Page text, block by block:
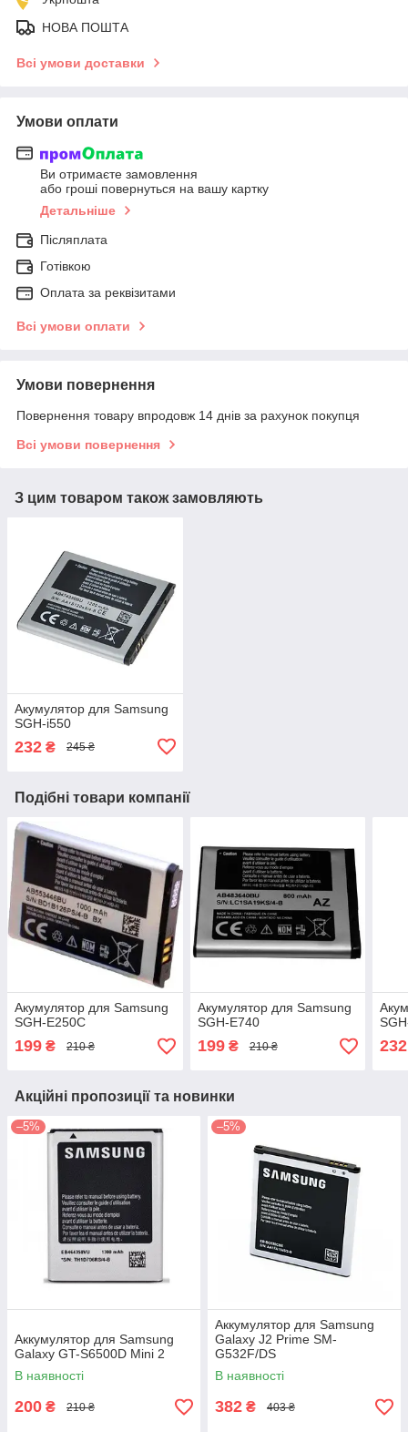
НОВА ПОШТА
Всі умови доставки
Умови оплати
Ви отримаєте замовлення
або гроші повернуться на вашу картку
Детальніше
Післяплата
Готівкою
Оплата за реквізитами
Всі умови оплати
Умови повернення
Повернення товару впродовж 14 днів за рахунок покупця
Всі умови повернення
З цим товаром також замовляють
Акумулятор для Samsung
SGH-i550
232 ₴ 245 ₴
Подібні товари компанії
Акумулятор для Samsung
SGH-E250C
199 ₴ 210 ₴
Акумулятор для Samsung
SGH-E740
199₴ 210 ₴ 232
Акційні пропозиції та новинки
–5%
Аккумулятор для Samsung
Galaxy GT-S6500D Mini 2
В наявності
200 ₴ 210 ₴
–5%
Аккумулятор для Samsung
Galaxy J2 Prime SM-
G532F/DS
В наявності
382 ₴ 403 ₴